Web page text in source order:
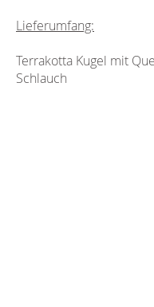
Lieferumfang:
Terrakotta Kugel mit
Schlauch